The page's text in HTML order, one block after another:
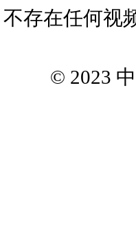
不存在任何视
© 2023